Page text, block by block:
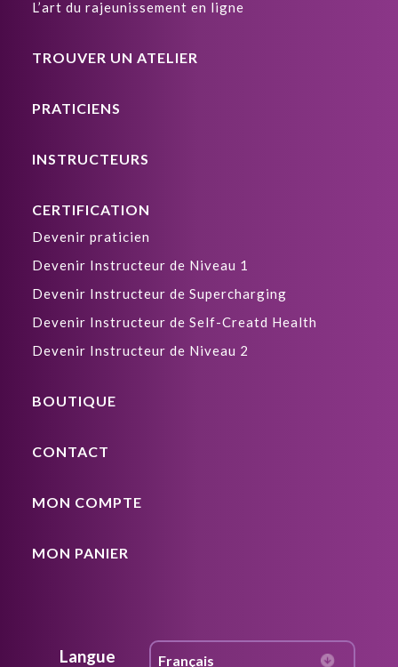
L’art du rajeunissement en ligne
TROUVER UN ATELIER
PRATICIENS
INSTRUCTEURS
CERTIFICATION
Devenir praticien
Devenir Instructeur de Niveau 1
Devenir Instructeur de Supercharging
Devenir Instructeur de Self-Creatd Health
Devenir Instructeur de Niveau 2
BOUTIQUE
CONTACT
MON COMPTE
MON PANIER
Langue